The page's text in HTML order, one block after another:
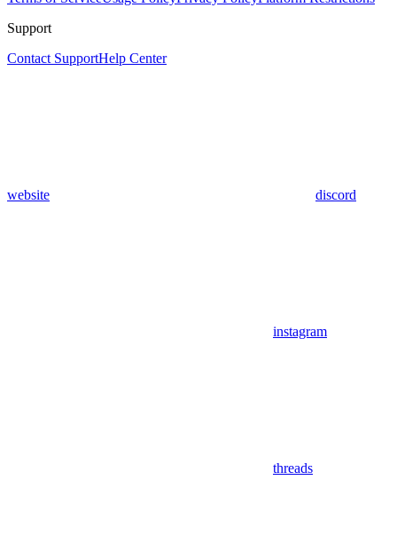
Support
Contact SupportHelp Center
website discord
instagram
threads